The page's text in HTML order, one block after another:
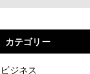
カテゴリー
ビジネス